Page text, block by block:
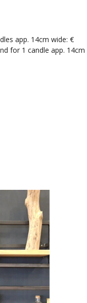
app. 14cm wide: €
for 1 candle app. 14cm